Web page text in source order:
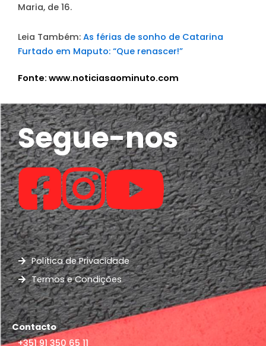
Maria, de 16.
Leia Também: As férias de sonho de Catarina
Furtado em Maputo: “Que renascer!”
Fonte: www.noticiasaominuto.com
Segue-nos
Política de Privacidade
Termos e Condições
Contacto
+351 91 350 65 11